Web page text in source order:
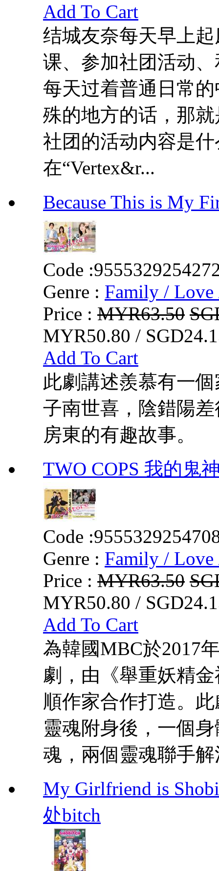
Add To Cart
结城友奈每天早上
课、参加社团活动
每天过着普通日常
殊的地方的话，那
社团的活动内容是
在“Vertex&r...
Because This is My
Code :
Genre : Family / Love
Price : MYR63.50
MYR50.80 /
Add To Cart
此劇講述羨慕有一
子南世喜，陰錯陽
房東的有趣故事。
TWO COPS 我的鬼
Code :
Genre : Family / Love
Price : MYR63.50
MYR50.80 /
Add To Cart
為韓國MBC於2017
劇，由《舉重妖精
順作家合作打造。
靈魂附身後，一個
魂，兩個靈魂聯手
My Girlfriend is
处bitch